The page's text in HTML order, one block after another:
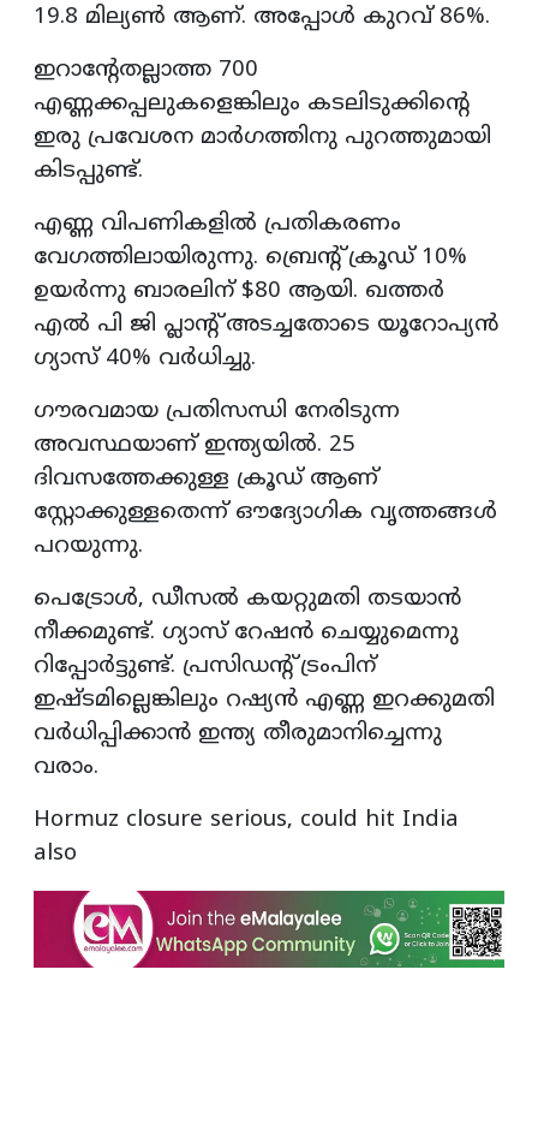
19.8 മില്യൺ ആണ്. അപ്പോൾ കുറവ് 86%.
ഇറാന്റേതല്ലാത്ത 700
എണ്ണക്കപ്പലുകളെങ്കിലും കടലിടുക്കിന്റെ
ഇരു പ്രവേശന മാർഗത്തിനു പുറത്തുമായി
കിടപ്പുണ്ട്.
എണ്ണ വിപണികളിൽ പ്രതികരണം
വേഗത്തിലായിരുന്നു. ബ്രെന്റ് ക്രൂഡ് 10%
ഉയർന്നു ബാരലിന് $80 ആയി. ഖത്തർ
എൽ പി ജി പ്ലാന്റ് അടച്ചതോടെ യൂറോപ്യൻ
ഗ്യാസ് 40% വർധിച്ചു.
ഗൗരവമായ പ്രതിസന്ധി നേരിടുന്ന
അവസ്ഥയാണ് ഇന്ത്യയിൽ. 25
ദിവസത്തേക്കുള്ള ക്രൂഡ് ആണ്
സ്റ്റോക്കുള്ളതെന്ന് ഔദ്യോഗിക വൃത്തങ്ങൾ
പറയുന്നു.
പെട്രോൾ, ഡീസൽ കയറ്റുമതി തടയാൻ
നീക്കമുണ്ട്. ഗ്യാസ് റേഷൻ ചെയ്യുമെന്നു
റിപ്പോർട്ടുണ്ട്. പ്രസിഡന്റ് ട്രംപിന്
ഇഷ്ടമില്ലെങ്കിലും റഷ്യൻ എണ്ണ ഇറക്കുമതി
വർധിപ്പിക്കാൻ ഇന്ത്യ തീരുമാനിച്ചെന്നു
വരാം.
Hormuz closure serious, could hit India
also